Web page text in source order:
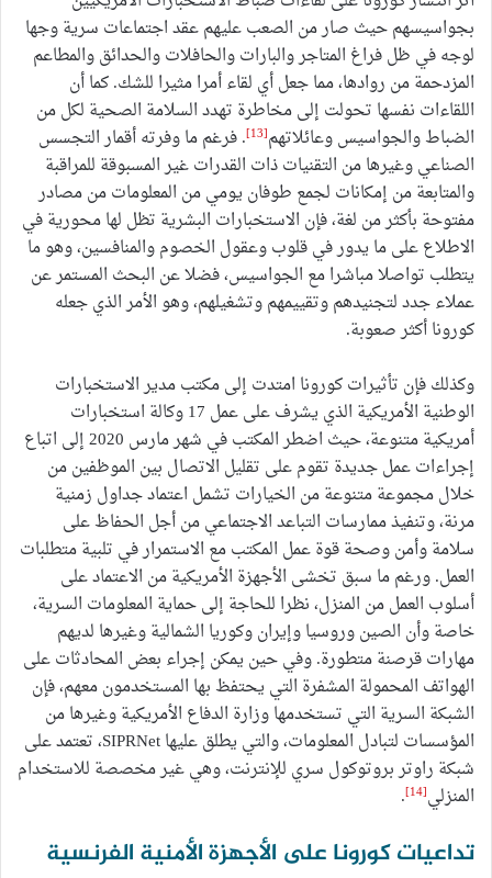
بجواسيسهم حيث صار من الصعب عليهم عقد اجتماعات سرية وجها
لوجه في ظل فراغ المتاجر والبارات والحافلات والحدائق والمطاعم
المزدحمة من روادها، مما جعل أي لقاء أمرا مثيرا للشك. كما أن
اللقاءات نفسها تحولت إلى مخاطرة تهدد السلامة الصحية لكل من
الضباط والجواسيس وعائلاتهم[13]
. فرغم ما وفرته أقمار التجسس
الصناعي وغيرها من التقنيات ذات القدرات غير المسبوقة للمراقبة
والمتابعة من إمكانات لجمع طوفان يومي من المعلومات من مصادر
مفتوحة بأكثر من لغة، فإن الاستخبارات البشرية تظل لها محورية في
الاطلاع على ما يدور في قلوب وعقول الخصوم والمنافسين، وهو ما
يتطلب تواصلا مباشرا مع الجواسيس، فضلا عن البحث المستمر عن
عملاء جدد لتجنيدهم وتقييمهم وتشغيلهم، وهو الأمر الذي جعله
كورونا أكثر صعوبة.
وكذلك فإن تأثيرات كورونا امتدت إلى مكتب مدير الاستخبارات
الوطنية الأمريكية الذي يشرف على عمل 17 وكالة استخبارات
أمريكية متنوعة، حيث اضطر المكتب في شهر مارس 2020 إلى اتباع
إجراءات عمل جديدة تقوم على تقليل الاتصال بين الموظفين من
خلال مجموعة متنوعة من الخيارات تشمل اعتماد جداول زمنية
مرنة، وتنفيذ ممارسات التباعد الاجتماعي من أجل الحفاظ على
سلامة وأمن وصحة قوة عمل المكتب مع الاستمرار في تلبية متطلبات
العمل. ورغم ما سبق تخشى الأجهزة الأمريكية من الاعتماد على
أسلوب العمل من المنزل، نظرا للحاجة إلى حماية المعلومات السرية،
خاصة وأن الصين وروسيا وإيران وكوريا الشمالية وغيرها لديهم
مهارات قرصنة متطورة. وفي حين يمكن إجراء بعض المحادثات على
الهواتف المحمولة المشفرة التي يحتفظ بها المستخدمون معهم، فإن
الشبكة السرية التي تستخدمها وزارة الدفاع الأمريكية وغيرها من
المؤسسات لتبادل المعلومات، والتي يطلق عليها SIPRNet، تعتمد على
شبكة راوتر بروتوكول سري للإنترنت، وهي غير مخصصة للاستخدام
المنزلي[14]
.
تداعيات كورونا على الأجهزة الأمنية الفرنسية